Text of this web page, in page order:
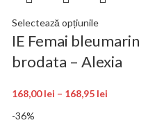
Selectează opțiunile
IE Femai bleumarin
brodata – Alexia
168,00lei – 168,95 lei
-36%